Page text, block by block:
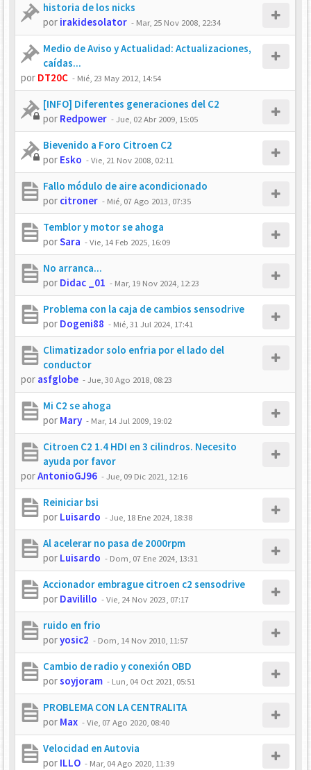
historia de los nicks
por irakidesolator - Mar, 25 Nov 2008, 22:34
Medio de Aviso y Actualidad: Actualizaciones,
caídas...
por DT20C - Mié, 23 May 2012, 14:54
[INFO] Diferentes generaciones del C2
por Redpower -Jue, 02 Abr 2009, 15:05
Bievenido a Foro Citroen C2
por Esko -Vie, 21 Nov 2008, 02:11
Fallo módulo de aire acondicionado
por citroner - Mié, 07 Ago 2013, 07:35
Temblor y motor se ahoga
porSara -Vie, 14 Feb 2025, 16:09
No arranca...
por Didac _01 - Mar, 19 Nov 2024, 12:23
Problema con la caja de cambios sensodrive
por Dogeni88 - Mié, 31 Jul 2024, 17:41
Climatizador solo enfria por el lado del
conductor
por asfglobe -Jue, 30 Ago 2018, 08:23
Mi C2 se ahoga
por Mary - Mar, 14 Jul 2009, 19:02
Citroen C2 1.4 HDI en 3 cilindros. Necesito
ayuda por favor
porAntonioGJ96 -Jue, 09 Dic 2021, 12:16
Reiniciar bsi
por Luisardo -Jue, 18 Ene 2024, 18:38
Al acelerar no pasa de 2000rpm
por Luisardo - Dom, 07 Ene 2024, 13:31
Accionador embrague citroen c2 sensodrive
por Davilillo -Vie, 24 Nov 2023, 07:17
ruido en frio
poryosic2 - Dom, 14 Nov 2010, 11:57
Cambio de radio y conexión OBD
porsoyjoram - Lun, 04 Oct 2021, 05:51
PROBLEMA CON LA CENTRALITA
por Max -Vie, 07 Ago 2020, 08:40
Velocidad en Autovia
por ILLO - Mar, 04 Ago 2020, 11:39